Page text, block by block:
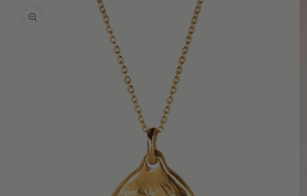
information